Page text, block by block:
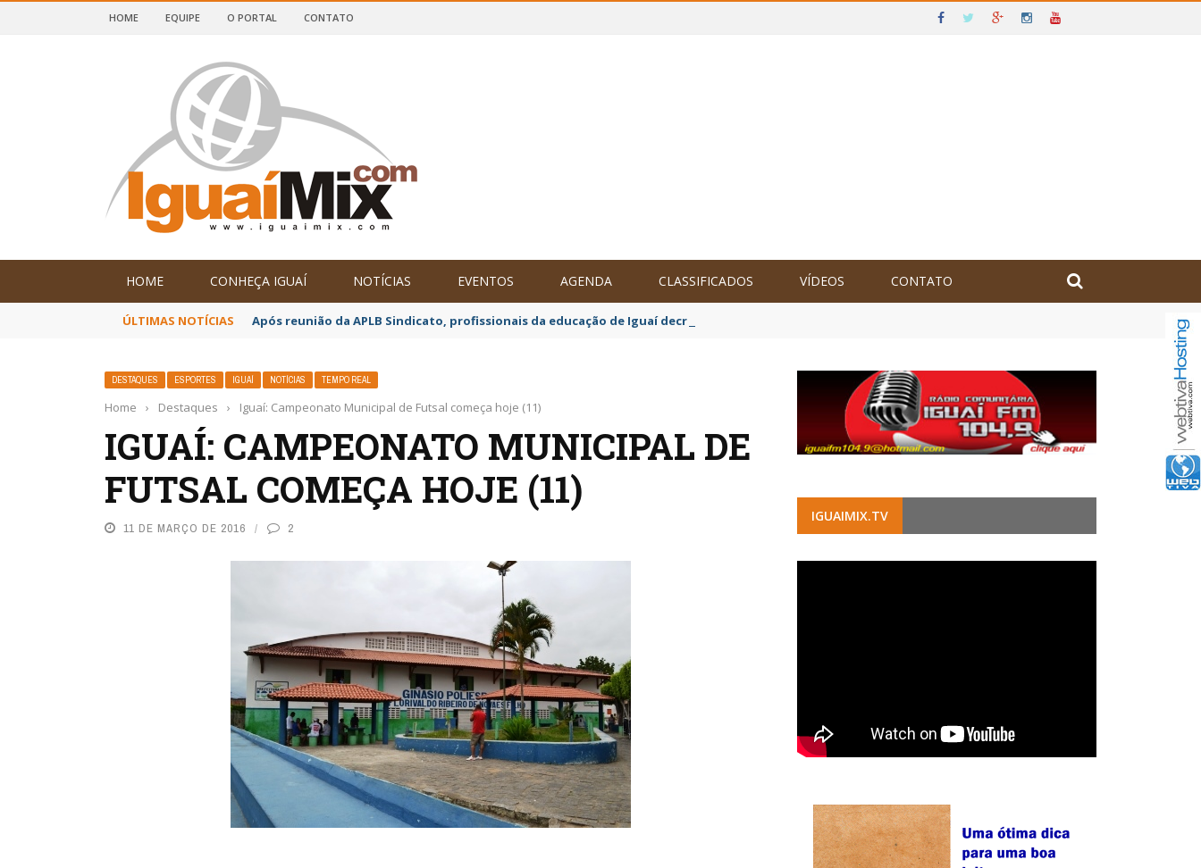
E SUDOESTE DA BAHIA
HOME EQUIPE O PORTAL CONTATO
HOME CONHEÇA IGUAÍ NOTÍCIAS EVENTOS AGENDA CLASSIFICADOS VÍDEOS CONTATO
ÚLTIMAS NOTÍCIAS Após reunião da APLB Sindicato, profissionais da educação de Iguaí decretam mobilização
DESTAQUES ESPORTES IGUAÍ NOTÍCIAS TEMPO REAL
Home › Destaques › Iguaí: Campeonato Municipal de Futsal começa hoje (11)
IGUAÍ: CAMPEONATO MUNICIPAL DE
FUTSAL COMEÇA HOJE (11)
11 DE MARÇO DE 2016 2
IGUAIMIX.TV